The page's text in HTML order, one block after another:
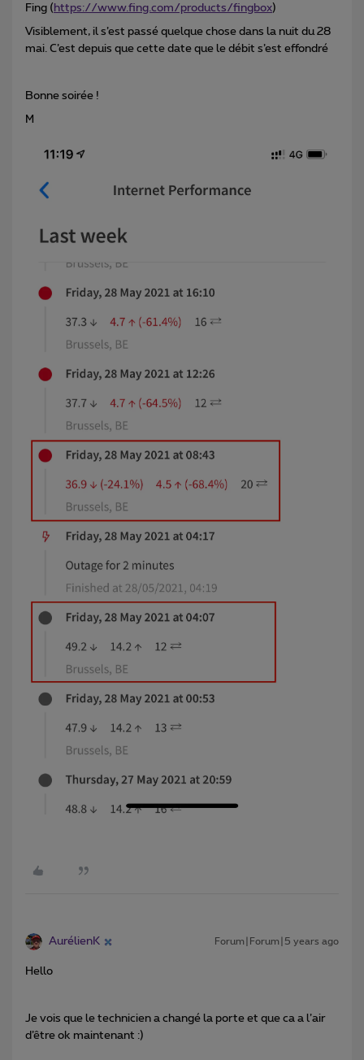
Fing ( https://www.fing.com/products/fingbox)
Visiblement, il s’est passé quelque chose dans la nuit du 28
mai. C’est depuis que cette date que le débit s’est effondré
Bonne soirée !
M
AurélienK Forum|Forum|5 years ago
Hello
Je vois que le technicien a changé la porte et que ca a l’air
d’être ok maintenant :)